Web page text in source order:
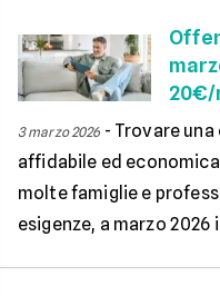
20€/
3 marzo 2026 - Trovare
affidabile ed
molte famiglie e
esigenze, a marzo